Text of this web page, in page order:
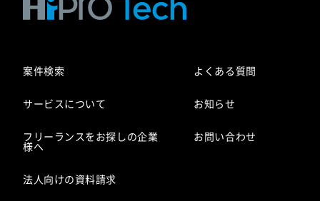
案件検索
サービスについて
フリーランスをお探しの企業
様へ
法人向けの資料請求
よくある質問
お知らせ
お問い合わせ